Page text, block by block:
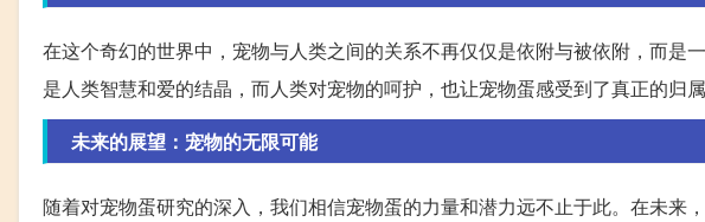
在这个奇幻的世界中，宠物与人类之间的关系不再仅仅是依附与被依附，而是
是人类智慧和爱的结晶，而人类对宠物的呵护，也让宠物蛋感受到了真正的归属
未来的展望：宠物的无限可能
随着对宠物蛋研究的深入，我们相信宠物蛋的力量和潜力远不止于此。在未来